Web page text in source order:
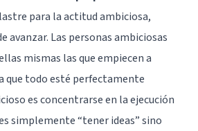
para la actitud ambiciosa,
avanzar. Las personas ambiciosas
mismas las que empiecen a
que todo esté perfectamente
es concentrarse en la ejecución
simplemente “tener ideas” sino